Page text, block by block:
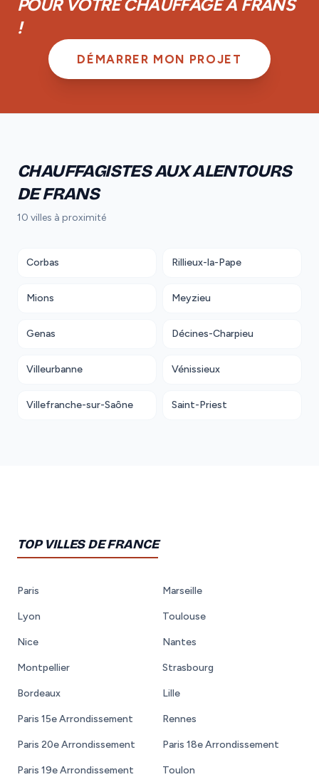
POUR VOTRE CHAUFFAGE À FRANS
!
DÉMARRER MON PROJET
CHAUFFAGISTES AUX ALENTOURS
DE FRANS
10 villes à proximité
Corbas Rillieux-la-Pape
Mions Meyzieu
Genas Décines-Charpieu
Villeurbanne Vénissieux
Villefranche-sur-Saône Saint-Priest
TOP VILLES DE FRANCE
Paris Marseille
Lyon Toulouse
Nice Nantes
Montpellier Strasbourg
Bordeaux Lille
Paris 15e Arrondissement Rennes
Paris 20e Arrondissement Paris 18e Arrondissement
Paris 19e Arrondissement Toulon